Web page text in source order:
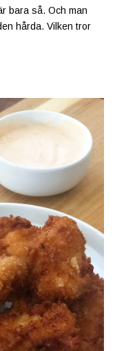
bara så. Och man
hårda. Vilken tror